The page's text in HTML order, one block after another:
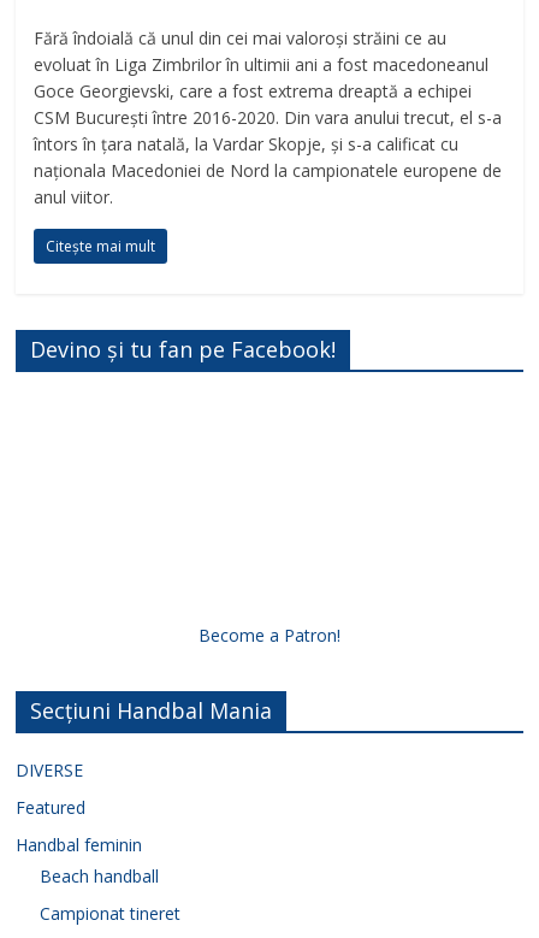
Fără îndoială că unul din cei mai valoroși străini ce au
evoluat în Liga Zimbrilor în ultimii ani a fost macedoneanul
Goce Georgievski, care a fost extrema dreaptă a echipei
CSM București între 2016-2020. Din vara anului trecut, el s-a
întors în țara natală, la Vardar Skopje, și s-a calificat cu
naționala Macedoniei de Nord la campionatele europene de
anul viitor.
Citește mai mult
Devino și tu fan pe Facebook!
Become a Patron!
Secțiuni Handbal Mania
DIVERSE
Featured
Handbal feminin
Beach handball
Campionat tineret